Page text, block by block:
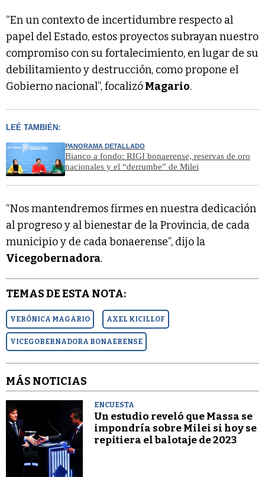
“En un contexto de incertidumbre respecto al
papel del Estado, estos proyectos subrayan nuestro
compromiso con su fortalecimiento, en lugar de su
debilitamiento y destrucción, como propone el
Gobierno nacional”, focalizóMagario.
LEÉ TAMBIÉN:
PANORAMA DETALLADO
Bianco a fondo: RIGI bonaerense, reservas de oro
nacionales y el “derrumbe” de Milei
“Nos mantendremos firmes en nuestra dedicación
al progreso y al bienestar de la Provincia, de cada
municipio y de cada bonaerense”, dijo la
Vicegobernadora.
TEMAS DE ESTA NOTA:
VERÓNICA MAGARIO AXEL KICILLOF
VICEGOBERNADORA BONAERENSE
MÁS NOTICIAS
ENCUESTA
Un estudio reveló que Massa se
impondría sobre Milei si hoy se
repitiera el balotaje de 2023